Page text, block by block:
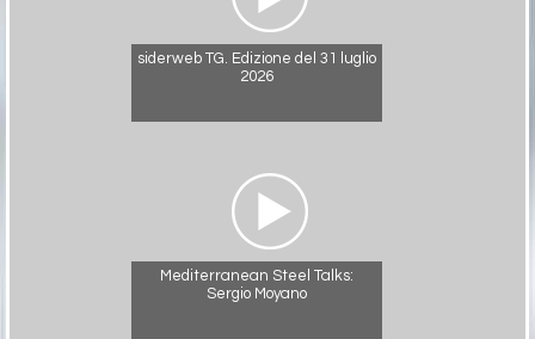
siderweb TG. Edizione del 31 luglio
2026
Mediterranean Steel Talks:
Sergio Moyano